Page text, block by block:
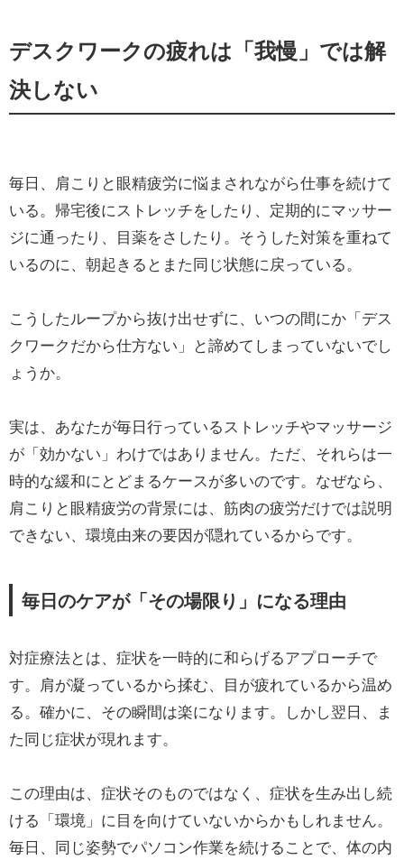
デスクワークの疲れは「我慢」では解
決しない
毎日、肩こりと眼精疲労に悩まされながら仕事を続けて
いる。帰宅後にストレッチをしたり、定期的にマッサー
ジに通ったり、目薬をさしたり。そうした対策を重ねて
いるのに、朝起きるとまた同じ状態に戻っている。
こうしたループから抜け出せずに、いつの間にか「デス
クワークだから仕方ない」と諦めてしまっていないでし
ょうか。
実は、あなたが毎日行っているストレッチやマッサージ
が「効かない」わけではありません。ただ、それらは一
時的な緩和にとどまるケースが多いのです。なぜなら、
肩こりと眼精疲労の背景には、筋肉の疲労だけでは説明
できない、環境由来の要因が隠れているからです。
毎日のケアが「その場限り」になる理由
対症療法とは、症状を一時的に和らげるアプローチで
す。肩が凝っているから揉む、目が疲れているから温め
る。確かに、その瞬間は楽になります。しかし翌日、ま
た同じ症状が現れます。
この理由は、症状そのものではなく、症状を生み出し続
ける「環境」に目を向けていないからかもしれません。
毎日、同じ姿勢でパソコン作業を続けることで、体の内